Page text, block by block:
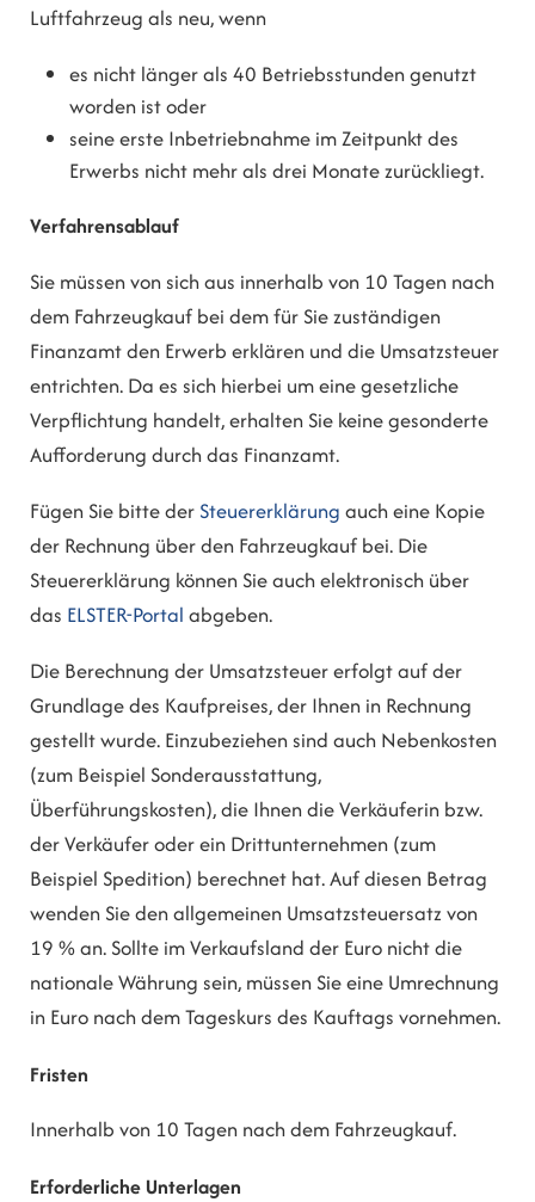
Luftfahrzeug als neu, wenn
es nicht länger als 40 Betriebsstunden genutzt
worden ist oder
seine erste Inbetriebnahme im Zeitpunkt des
Erwerbs nicht mehr als drei Monate zurückliegt.
Verfahrensablauf
Sie müssen von sich aus innerhalb von 10 Tagen nach
dem Fahrzeugkauf bei dem für Sie zuständigen
Finanzamt den Erwerb erklären und die Umsatzsteuer
entrichten. Da es sich hierbei um eine gesetzliche
Verpflichtung handelt, erhalten Sie keine gesonderte
Aufforderung durch das Finanzamt.
Fügen Sie bitte der Steuererklärung auch eine Kopie
der Rechnung über den Fahrzeugkauf bei. Die
Steuererklärung können Sie auch elektronisch über
das ELSTER-Portal abgeben.
Die Berechnung der Umsatzsteuer erfolgt auf der
Grundlage des Kaufpreises, der Ihnen in Rechnung
gestellt wurde. Einzubeziehen sind auch Nebenkosten
(zum Beispiel Sonderausstattung,
Überführungskosten), die Ihnen die Verkäuferin bzw.
der Verkäufer oder ein Drittunternehmen (zum
Beispiel Spedition) berechnet hat. Auf diesen Betrag
wenden Sie den allgemeinen Umsatzsteuersatz von
19 % an. Sollte im Verkaufsland der Euro nicht die
nationale Währung sein, müssen Sie eine Umrechnung
in Euro nach dem Tageskurs des Kauftags vornehmen.
Fristen
Innerhalb von 10 Tagen nach dem Fahrzeugkauf.
Erforderliche Unterlagen